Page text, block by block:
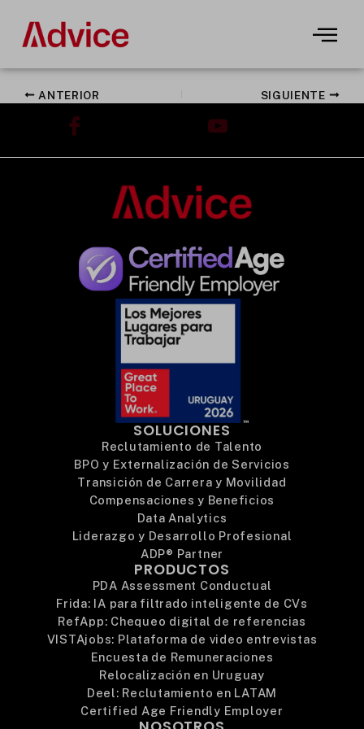
contenido
ANTERIOR SIGUIENTE
SOLUCIONES
Reclutamiento de Talento
BPO y Externalización de Servicios
Transición de Carrera y Movilidad
Compensaciones y Beneficios
Data Analytics
Liderazgo y Desarrollo Profesional
ADP® Partner
PRODUCTOS
PDA Assessment Conductual
Frida: IA para filtrado inteligente de CVs
RefApp: Chequeo digital de referencias
VISTAjobs: Plataforma de video entrevistas
Encuesta de Remuneraciones
Relocalización en Uruguay
Deel: Reclutamiento en LATAM
Certified Age Friendly Employer